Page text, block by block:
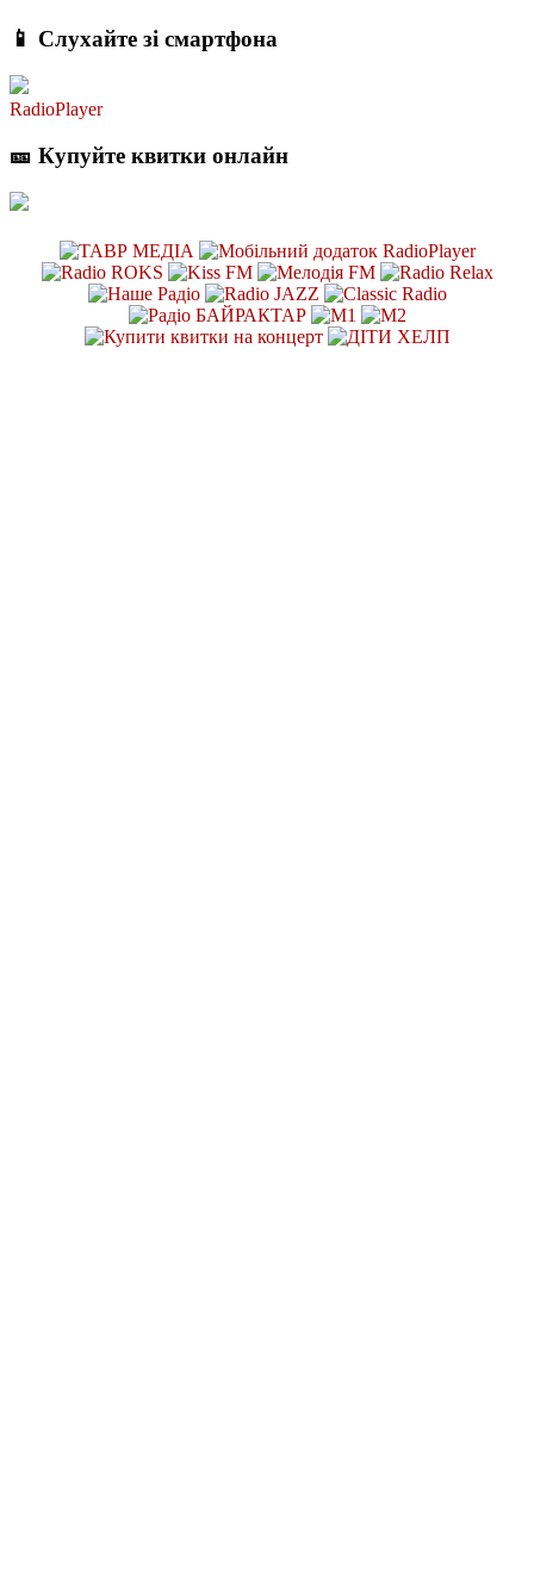
📱 Слухайте зі смартфона
RadioPlayer
🎫 Купуйте квитки онлайн